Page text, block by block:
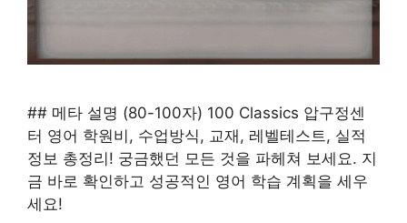
## 메타 설명 (80-100자) 100 Classics 압구정센
터 영어 학원비, 수업방식, 교재, 레벨테스트, 실적
정보 총정리! 궁금했던 모든 것을 파헤쳐 보세요. 지
금 바로 확인하고 성공적인 영어 학습 계획을 세우
세요!